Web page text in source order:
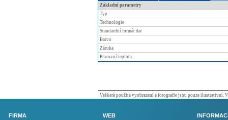
Základní parametry
Typ
Technologie
Standardní formát dat
Barva
Záruka
Pracovní teplota
Veškerá použitá vyobrazení a fotografie jsou pouze ilustrativní.
FIRMA
WEB